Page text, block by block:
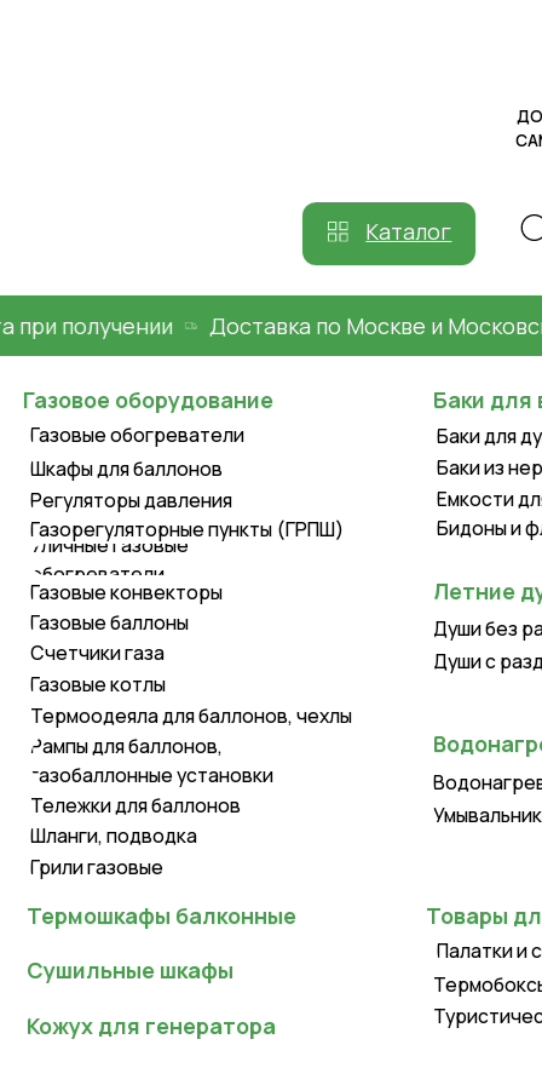
Каталог
Доставка по Москве и Московской
Газовые обогреватели
Шкафы для баллонов
Регуляторы давления
Газорегуляторные пункты (ГРПШ)
Уличные газовые
обогреватели
Бидоны и фляги
Емкости для воды
Баки из нержавейки
Баки для душа
Души с
Газовые конвекторы
Счетчики газа
Газовые баллоны
Газовые котлы
Рампы для баллонов,
газобаллонные установки
Тележки для баллонов
Шланги, подводка
Грили газовые
Газовое оборудование
Товары для
Туристическая
Баки для воды
Летние души
Термошкафы балконные
Сушильные шкафы
Кожух для генератора